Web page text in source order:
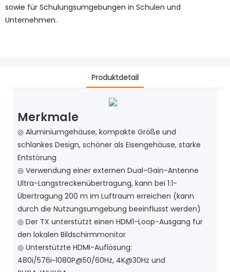
sowie für Schulungsumgebungen in Schulen und
Unternehmen.
Produktdetail
Merkmale
◎ Aluminiumgehäuse, kompakte Größe und
schlankes Design, schöner als Eisengehäuse, starke
Entstörung
◎ Verwendung einer externen Dual-Gain-Antenne
Ultra-Langstreckenübertragung, kann bei 1:1-
Übertragung 200 m im Luftraum erreichen (kann
durch die Nutzungsumgebung beeinflusst werden)
◎ Der TX unterstützt einen HDM1-Loop-Ausgang für
den lokalen Bildschirmmonitor
◎ Unterstützte HDMI-Auflösung:
480i/576i~1080P@50/60Hz, 4K@30Hz und